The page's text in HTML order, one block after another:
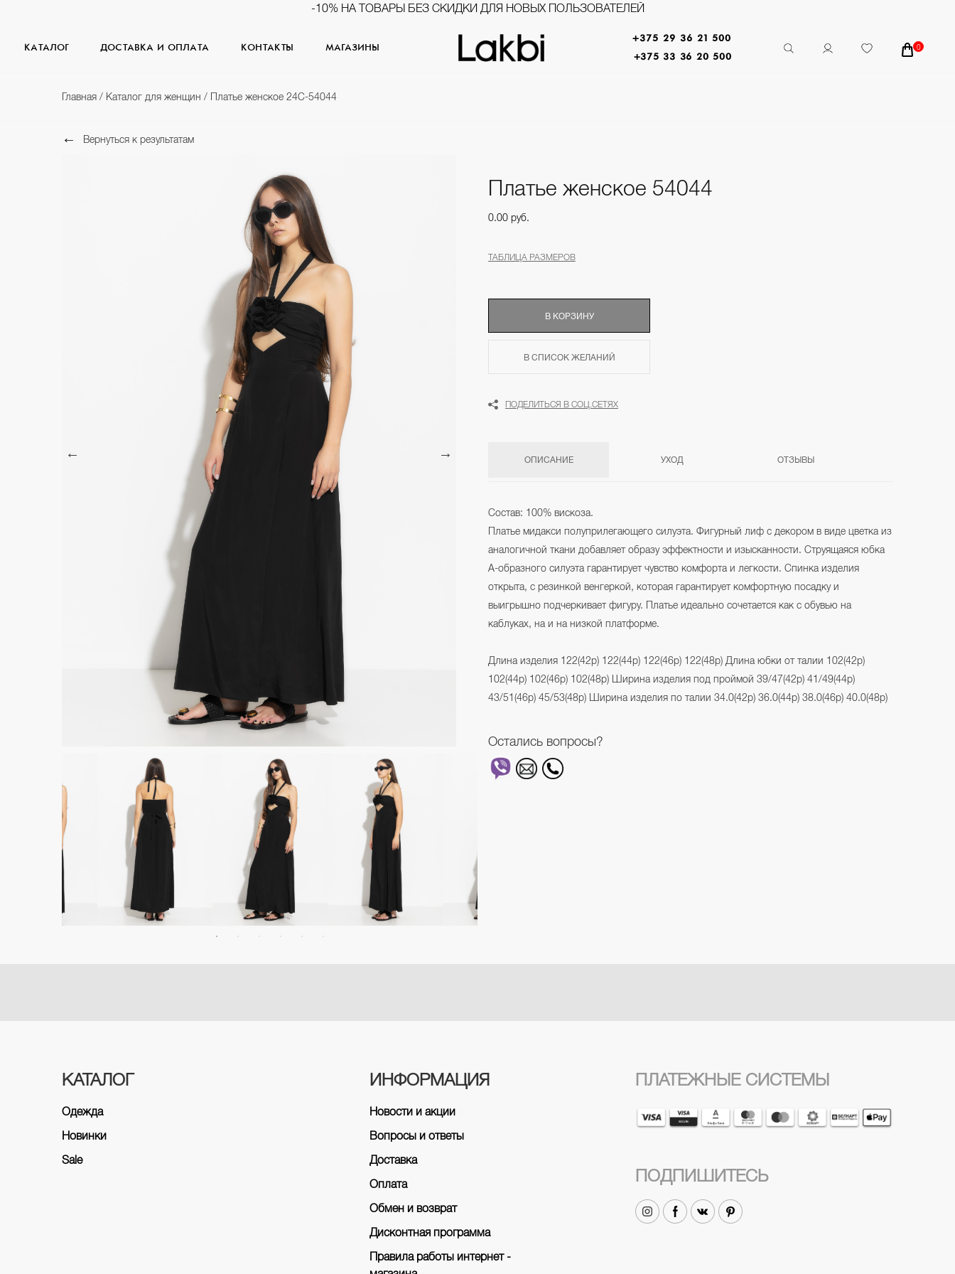
-10% НА ТОВАРЫ БЕЗ СКИДКИ ДЛЯ НОВЫХ ПОЛЬЗОВАТЕЛЕЙ
КАТАЛОГ ДОСТАВКА И ОПЛАТА КОНТАКТЫ МАГАЗИНЫ
+375 29 36 21 500
+375 33 36 20 500
0
Главная / Каталог для женщин / Платье женское 24С-54044
Вернуться к результатам
Платье женское 54044
0.00 руб.
ТАБЛИЦА РАЗМЕРОВ
В КОРЗИНУ
В СПИСОК ЖЕЛАНИЙ
ПОДЕЛИТЬСЯ В СОЦ.СЕТЯХ
ОПИСАНИЕ УХОД ОТЗЫВЫ
Состав: 100% вискоза.
Платье мидакси полуприлегающего силуэта. Фигурный лиф с декором в виде цветка из
аналогичной ткани добавляет образу эффектности и изысканности. Струящаяся юбка
А-образного силуэта гарантирует чувство комфорта и легкости. Спинка изделия
открыта, с резинкой венгеркой, которая гарантирует комфортную посадку и
выигрышно подчеркивает фигуру. Платье идеально сочетается как с обувью на
каблуках, на и на низкой платформе.
Длина изделия 122(42р) 122(44р) 122(46р) 122(48р) Длина юбки от талии 102(42р)
102(44р) 102(46р) 102(48р) Ширина изделия под проймой 39/47(42р) 41/49(44р)
43/51(46р) 45/53(48р) Ширина изделия по талии 34.0(42р) 36.0(44р) 38.0(46р) 40.0(48р)
Остались вопросы?
КАТАЛОГ
Одежда
Новинки
Sale
ИНФОРМАЦИЯ
Новости и акции
Вопросы и ответы
Доставка
Оплата
Обмен и возврат
Дисконтная программа
Правила работы интернет -
ПЛАТЕЖНЫЕ СИСТЕМЫ
ПОДПИШИТЕСЬ